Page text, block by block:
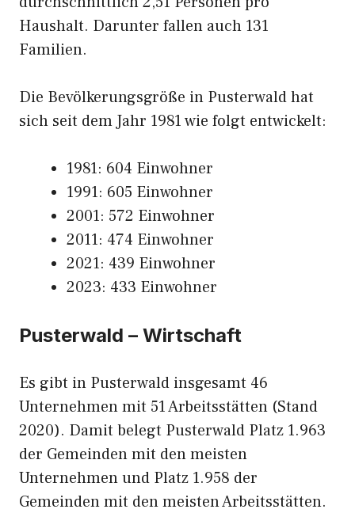
Haushalt. Darunter fallen auch 131
Familien.
Die Bevölkerungsgröße in Pusterwald hat
sich seit dem Jahr 1981 wie folgt entwickelt:
1981: 604 Einwohner
1991: 605 Einwohner
2001: 572 Einwohner
2011: 474 Einwohner
2021: 439 Einwohner
2023: 433 Einwohner
Pusterwald – Wirtschaft
Es gibt in Pusterwald insgesamt 46
Unternehmen mit 51 Arbeitsstätten (Stand
2020). Damit belegt Pusterwald Platz 1.963
der Gemeinden mit den meisten
Unternehmen und Platz 1.958 der
Gemeinden mit den meisten Arbeitsstätten.